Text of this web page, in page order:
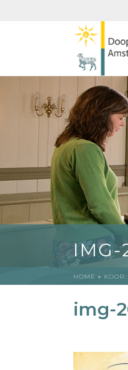
IMG-
HOME »
img-